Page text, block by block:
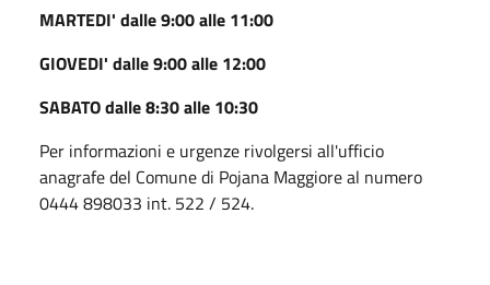
MARTEDI' dalle 9:00 alle 11:00
GIOVEDI' dalle 9:00 alle 12:00
SABATO dalle 8:30 alle 10:30
Per informazioni e urgenze rivolgersi all'ufficio
anagrafe del Comune di Pojana Maggiore al numero
0444 898033 int. 522 / 524.